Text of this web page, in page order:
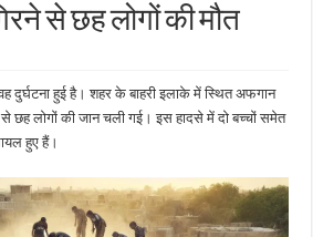
से छह लोगों की मौत
दुर्घटना हुई है। शहर के बाहरी इलाके में स्थित अफगान
छह लोगों की जान चली गई। इस हादसे में दो बच्चों समेत
हुए हैं।